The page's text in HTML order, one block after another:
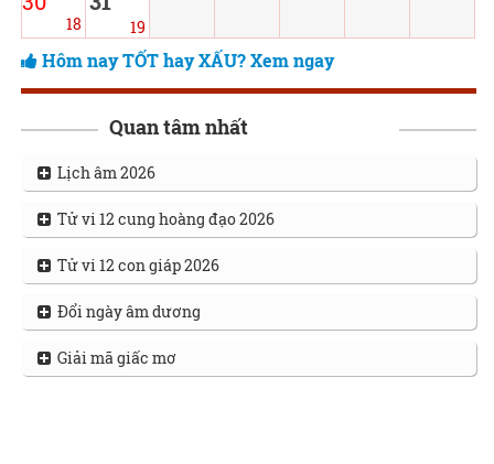
18 19
Hôm nay TỐT hay XẤU? Xem ngay
Quan tâm nhất
Lịch âm 2026
Tử vi 12 cung hoàng đạo 2026
Tử vi 12 con giáp 2026
Đổi ngày âm dương
Giải mã giấc mơ